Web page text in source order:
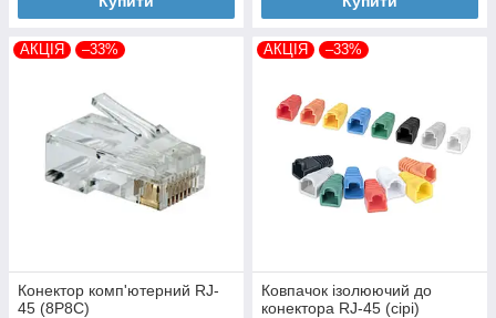
АКЦІЯ –33%
Конектор комп'ютерний RJ-
45 (8P8C)
АКЦІЯ –33%
Ковпачок ізолюючий до
конектора RJ-45 (сірі)